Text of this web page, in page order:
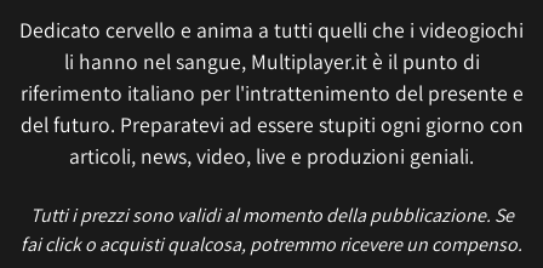
Dedicato cervello e anima a tutti quelli che i videogiochi
li hanno nel sangue, Multiplayer.it è il punto di
riferimento italiano per l'intrattenimento del presente e
del futuro. Preparatevi ad essere stupiti ogni giorno con
articoli, news, video, live e produzioni geniali.
Tutti i prezzi sono validi al momento della pubblicazione. Se
fai click o acquisti qualcosa, potremmo ricevere un compenso.